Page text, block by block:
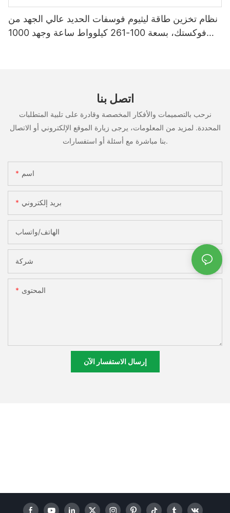
نظام تخزين طاقة ليثيوم فوسفات الحديد عالي الجهد من
فوكستك، بسعة 100-261 كيلوواط ساعة وجهد 1000
اتصل بنا
نرحب بالتصميمات والأفكار المخصصة وقادرة على تلبية المتطلبات
المحددة. لمزيد من المعلومات، يرجى زيارة الموقع الإلكتروني أو الاتصال
بنا مباشرة مع أسئلة أو استفسارات.
اسم
بريد إلكتروني
الهاتف/واتساب
شركة
المحتوى
إرسال الاستفسار الآن